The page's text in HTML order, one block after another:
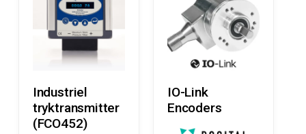
Læs Mere
Industriel
tryktransmitter
(FCO452)
Læs Mere
IO-Link
Encoders